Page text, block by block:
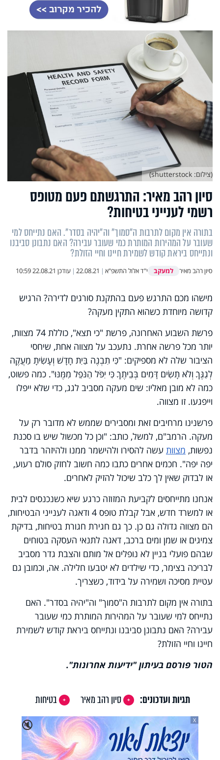
סיון רהב מאיר: התרגשתם פעם מטופס
רשמי לענייני בטיחות?
בתורה אין מקום לתרבות ה"סמוך" וה"יהיה בסדר". האם נתייחס למי
שעובר על המהירות המותרת כמי שעובר עבירה? האם נתבונן סביבנו
ונתייחס ביראת קודש לשמירת חיינו וחיי הזולת?
סיון רהב מאיר למעקב י"ד אלול התשפ"א |
22.08.21
| עודכן 22.08.21 10:59
(צילום: shutterstock)
מישהו מכם התרגש פעם בהתקנת סורגים לדירה? הרגיש
קדושה מיוחדת כשהוא התקין מעקה?
פרשת השבוע האחרונה, פרשת "כי תצא", כוללת 74 מצוות,
יותר מכל פרשה אחרת. נתעכב על מצווה אחת, שיחסי
הציבור שלה לא מספיקים: "כִּי תִבְנֶה בַּיִת חָדָשׁ וְעָשִׂיתָ מַעֲקֶה
לְגַגֶּךָ וְלֹא תָשִׂים דָּמִים בְּבֵיתֶךָ כִּי יִפֹּל הַנֹּפֵל מִמֶּנּוּ". כמה פשוט,
כמה לא מובן מאליו: שים מעקה מסביב לגג, כדי שלא ייפלו
וייפגעו. זו מצווה.
פרשנינו מרחיבים זאת ומסבירים שממש לא מדובר רק על
מעקה. הרמב"ם, למשל, כותב: "וכן כל מכשול שיש בו סכנת
נפשות, מצוות עשה להסירו ולהישמר ממנו ולהיזהר בדבר
יפה יפה". חכמים אחרים כתבו כמה חשוב לחזק סולם רעוע,
או לבדוק שאין לך כלב שיכול להזיק לאחרים.
אנחנו מתייחסים לקביעת המזוזה כרגע שיא כשנכנסים לבית
או למשרד חדש, אבל קבלת טופס 4 ודאגה לענייני הבטיחות,
הם מצווה גדולה גם כן. כך גם חגירת חגורת בטיחות, בדיקת
צמיגים או שמן ומים ברכב, דאגה לתנאי העסקה בטוחים
שבהם פועלי בניין לא נופלים אל מותם והצבת גדר מסביב
לבריכה בצימר, כדי שילדים לא יטבעו חלילה. אה, וכמובן גם
עטיית מסיכה ושמירה על בידוד, כשצריך.
בתורה אין מקום לתרבות ה"סמוך" וה"יהיה בסדר". האם
נתייחס למי שעובר על המהירות המותרת כמי שעובר
עבירה? האם נתבונן סביבנו ונתייחס ביראת קודש לשמירת
חיינו וחיי הזולת?
הטור פורסם בעיתון "ידיעות אחרונות".
תגיות ועדכונים: סיון רהב מאיר
בטיחות
🔇
X